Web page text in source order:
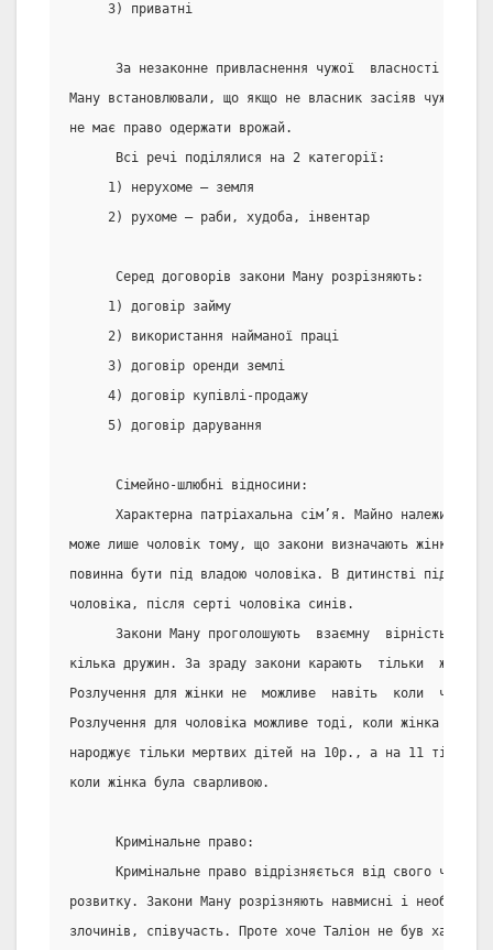
     3) приватні
За незаконне привласнення чужої  власності
Ману встановлювали, що якщо не власник засіяв чуже
не має право одержати врожай.
      Всі речі поділялися на 2 категорії:
     1) нерухоме – земля
     2) рухоме – раби, худоба, інвентар
      Серед договорів закони Ману розрізняють:
     1) договір займу
     2) використання найманої праці
     3) договір оренди землі
     4) договір купівлі-продажу
     5) договір дарування
      Сімейно-шлюбні відносини:
Характерна патріахальна сім’я. Майно належить
може лише чоловік тому, що закони визначають жінку  в
повинна бути під владою чоловіка. В дитинстві під
чоловіка, після серті чоловіка синів.
Закони Ману проголошують  взаємну  вірність,
кілька дружин. За зраду закони карають  тільки
Розлучення для жінки не  можливе  навіть  коли
Розлучення для чоловіка можливе тоді, коли жінка  не
народжує тільки мертвих дітей на 10р., а на 11 тільки
коли жінка була сварливою.
      Кримінальне право:
Кримінальне право відрізняється від свого часу
розвитку. Закони Ману розрізняють навмисні і
злочинів, співучасть. Проте хоче Таліон не був